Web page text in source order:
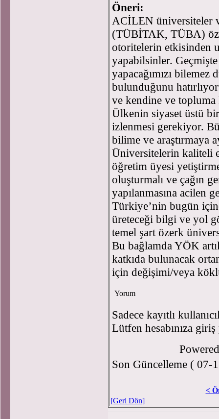
Öneri:
ACİLEN üniversiteler
(TÜBİTAK, TÜBA)
otoritelerin etkisinden
yapabilsinler. Geçmişte
yapacağımızı bilemez
bulunduğunu
ve kendine ve topluma
Ülkenin siyaset üstü
izlenmesi gerekiyor.
bilime ve araştırmaya
Üniversitelerin kaliteli
öğretim üyesi
oluşturmalı ve çağın
yapılanmasına acilen
Türkiye’nin bugün
üreteceği bilgi ve yol
temel şart özerk
Bu bağlamda YÖK
katkıda bulunacak
için değişimi/veya
Yorum
Sadece kayıtlı
Lütfen hesabınıza
Son Güncelleme ( 07-
<
[Geri Dön]